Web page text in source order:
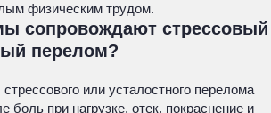
физическим трудом.
сопровождают стрессовый
перелом?
или усталостного перелома
боль при нагрузке, отек, покраснение и